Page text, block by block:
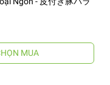
MUA